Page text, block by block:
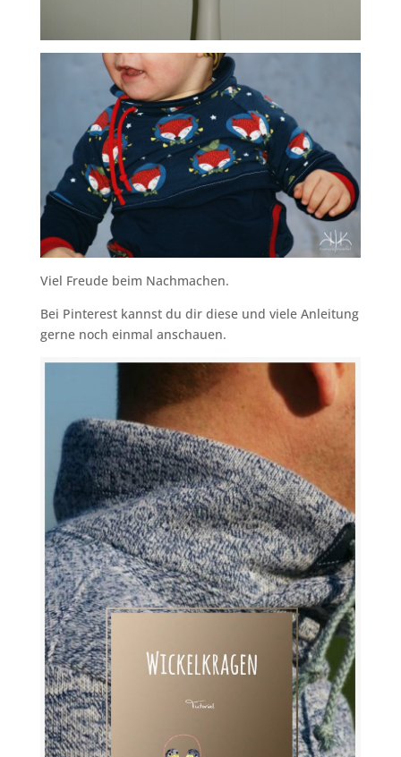
Viel Freude beim Nachmachen.
Bei Pinterest kannst du dir diese und viele Anleitung
gerne noch einmal anschauen.